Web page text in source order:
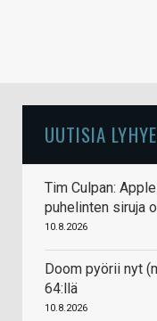
UUTISIA
Tim Culpan:
puhelinten siruja
10.8.2026
Doom pyörii nyt
64:llä
10.8.2026